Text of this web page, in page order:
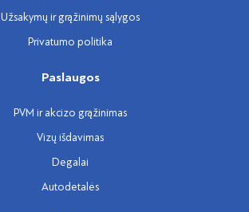
Užsakymų ir grąžinimų sąlygos
Privatumo politika
Paslaugos
PVM ir akcizo grąžinimas
Vizų išdavimas
Degalai
Autodetalės